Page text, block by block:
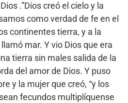
.”Dios creó el cielo y la
como verdad de fe en el
continentes tierra, y a la
mar. Y vio Dios que era
tierra sin males salida de la
del amor de Dios. Y puso
y la mujer que creó, “y los
fecundos multiplíquense